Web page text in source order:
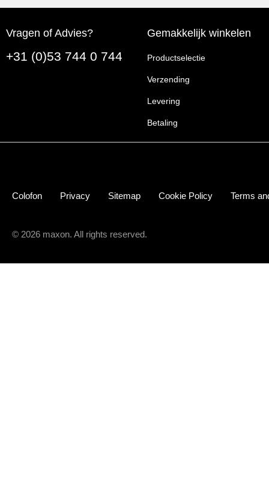
Vragen of Advies?
+31 (0)53 744 0 744
Gemakkelijk winkelen
Productselectie
Verzending
Levering
Betaling
Colofon Privacy Sitemap Cookie Policy Terms
© 2026 maxon. All rights reserved.